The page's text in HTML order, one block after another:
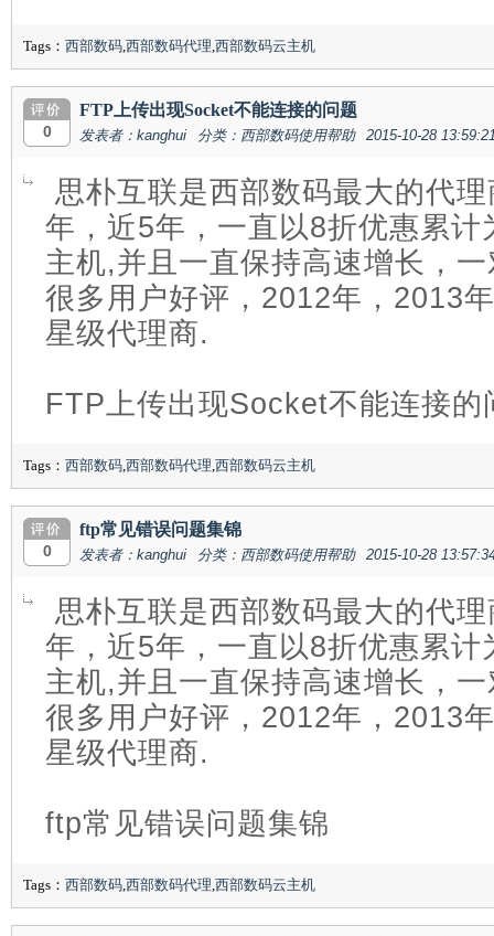
Tags： 西部数码,西部数码代理,西部数码云主机
0
FTP上传出现Socket不能连接的问题
发表者：kanghui 分类：西部数码使用帮助 2015-10-28
思朴互联是西部数码最大的代
年，近5年，一直以8折优惠累
主机,并且一直保持高速增长，
很多用户好评，2012年，2013
星级代理商.
FTP上传出现Socket不能连接的
Tags： 西部数码,西部数码代理,西部数码云主机
0
ftp常见错误问题集锦
发表者：kanghui 分类：西部数码使用帮助 2015-10-28
思朴互联是西部数码最大的代
年，近5年，一直以8折优惠累
主机,并且一直保持高速增长，
很多用户好评，2012年，2013
星级代理商.
ftp常见错误问题集锦
Tags： 西部数码,西部数码代理,西部数码云主机